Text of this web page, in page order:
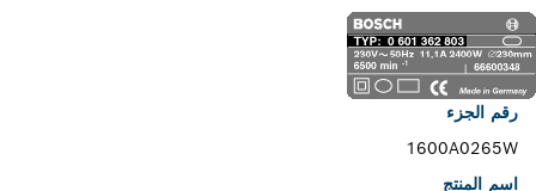
رقم الجزء
1600A0265W
اسم المنتج